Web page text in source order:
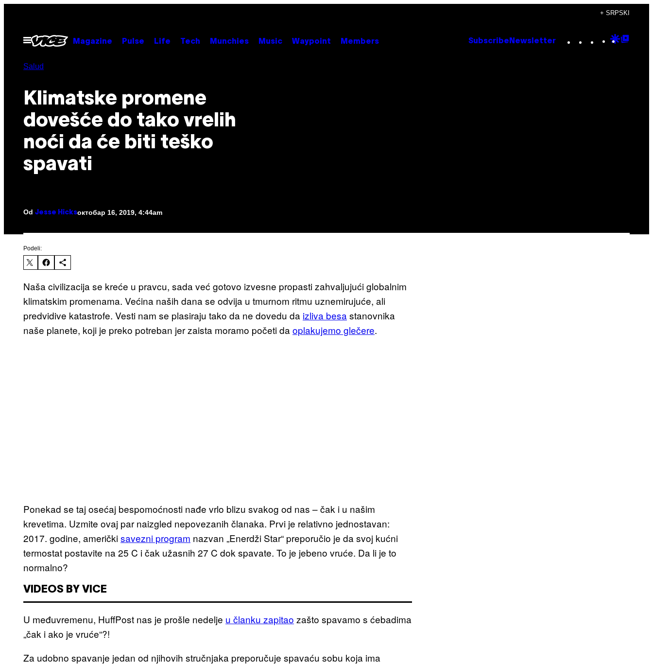
садржај
+ SRPSKI
Otvori
Meni
Magazine Pulse Life Tech Munchies Music Waypoint Members Subscribe Newsletter Instagram
TikTok
YouTube
Google
Salud
Klimatske promene
dovešće do tako vrelih
noći da će biti teško
spavati
Od Jesse Hicksоктобар 16, 2019, 4:44am
Podeli:
Naša civilizacija se kreće u pravcu, sada već gotovo izvesne propasti zahvaljujući globalnim
klimatskim promenama. Većina naših dana se odvija u tmurnom ritmu uznemirujuće, ali
predvidive katastrofe. Vesti nam se plasiraju tako da ne dovedu da izliva besa stanovnika
naše planete, koji je preko potreban jer zaista moramo početi da oplakujemo glečere.
Ponekad se taj osećaj bespomoćnosti nađe vrlo blizu svakog od nas – čak i u našim
krevetima. Uzmite ovaj par naizgled nepovezanih članaka. Prvi je relativno jednostavan:
2017. godine, američkisavezni program nazvan „Enerdži Star“ preporučio je da svoj kućni
termostat postavite na 25 C i čak užasnih 27 C dok spavate. To je jebeno vruće. Da li je to
normalno?
VIDEOS BY VICE
U međuvremenu, HuffPost nas je prošle nedelje u članku zapitao zašto spavamo s ćebadima
„čak i ako je vruće“?!
Za udobno spavanje jedan od njihovih stručnjaka preporučuje spavaću sobu koja ima